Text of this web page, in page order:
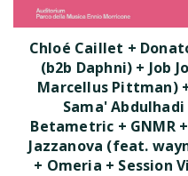
Chloé Caillet +
(b2b Daphni) + Job
Marcellus Pittman)
Sama'
Betametric + GNMR
Jazzanova (feat.
+ Omeria + Session